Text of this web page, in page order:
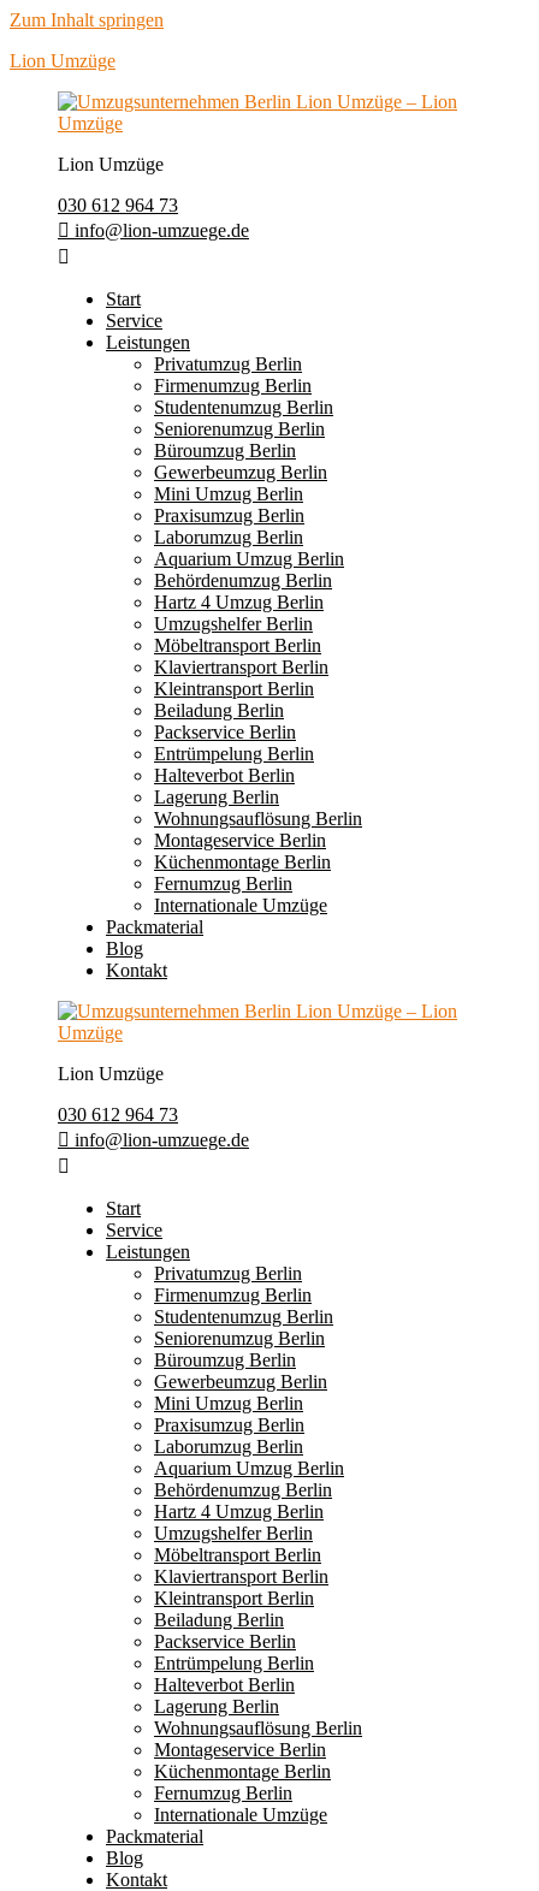
Zum Inhalt springen
Lion Umzüge
Lion Umzüge
030 612 964 73
info@lion-umzuege.de
Start
Service
Leistungen
Privatumzug Berlin
Firmenumzug Berlin
Studentenumzug Berlin
Seniorenumzug Berlin
Büroumzug Berlin
Gewerbeumzug Berlin
Mini Umzug Berlin
Praxisumzug Berlin
Laborumzug Berlin
Aquarium Umzug Berlin
Behördenumzug Berlin
Hartz 4 Umzug Berlin
Umzugshelfer Berlin
Möbeltransport Berlin
Klaviertransport Berlin
Kleintransport Berlin
Beiladung Berlin
Packservice Berlin
Entrümpelung Berlin
Halteverbot Berlin
Lagerung Berlin
Wohnungsauflösung Berlin
Montageservice Berlin
Küchenmontage Berlin
Fernumzug Berlin
Internationale Umzüge
Packmaterial
Blog
Kontakt
Lion Umzüge
030 612 964 73
info@lion-umzuege.de
Start
Service
Leistungen
Privatumzug Berlin
Firmenumzug Berlin
Studentenumzug Berlin
Seniorenumzug Berlin
Büroumzug Berlin
Gewerbeumzug Berlin
Mini Umzug Berlin
Praxisumzug Berlin
Laborumzug Berlin
Aquarium Umzug Berlin
Behördenumzug Berlin
Hartz 4 Umzug Berlin
Umzugshelfer Berlin
Möbeltransport Berlin
Klaviertransport Berlin
Kleintransport Berlin
Beiladung Berlin
Packservice Berlin
Entrümpelung Berlin
Halteverbot Berlin
Lagerung Berlin
Wohnungsauflösung Berlin
Montageservice Berlin
Küchenmontage Berlin
Fernumzug Berlin
Internationale Umzüge
Packmaterial
Blog
Kontakt